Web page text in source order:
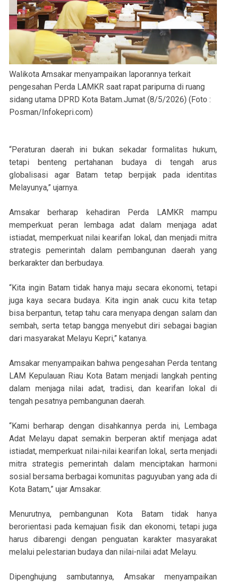
Walikota Amsakar menyampaikan laporannya terkait
pengesahan Perda LAMKR saat rapat paripurna di ruang
sidang utama DPRD Kota Batam.Jumat (8/5/2026) (Foto :
Posman/Infokepri.com)
“Peraturan daerah ini bukan sekadar formalitas hukum,
tetapi benteng pertahanan budaya di tengah arus
globalisasi agar Batam tetap berpijak pada identitas
Melayunya,” ujarnya.
Amsakar berharap kehadiran Perda LAMKR mampu
memperkuat peran lembaga adat dalam menjaga adat
istiadat, memperkuat nilai kearifan lokal, dan menjadi mitra
strategis pemerintah dalam pembangunan daerah yang
berkarakter dan berbudaya.
“Kita ingin Batam tidak hanya maju secara ekonomi, tetapi
juga kaya secara budaya. Kita ingin anak cucu kita tetap
bisa berpantun, tetap tahu cara menyapa dengan salam dan
sembah, serta tetap bangga menyebut diri sebagai bagian
dari masyarakat Melayu Kepri,” katanya.
Amsakar menyampaikan bahwa pengesahan Perda tentang
LAM Kepulauan Riau Kota Batam menjadi langkah penting
dalam menjaga nilai adat, tradisi, dan kearifan lokal di
tengah pesatnya pembangunan daerah.
“Kami berharap dengan disahkannya perda ini, Lembaga
Adat Melayu dapat semakin berperan aktif menjaga adat
istiadat, memperkuat nilai-nilai kearifan lokal, serta menjadi
mitra strategis pemerintah dalam menciptakan harmoni
sosial bersama berbagai komunitas paguyuban yang ada di
Kota Batam,” ujar Amsakar.
Menurutnya, pembangunan Kota Batam tidak hanya
berorientasi pada kemajuan fisik dan ekonomi, tetapi juga
harus dibarengi dengan penguatan karakter masyarakat
melalui pelestarian budaya dan nilai-nilai adat Melayu.
Dipenghujung sambutannya, Amsakar menyampaikan